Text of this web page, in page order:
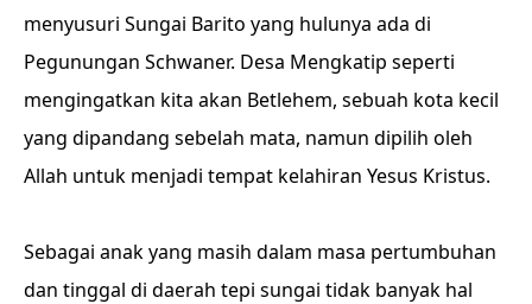
menyusuri Sungai Barito yang hulunya ada di
Pegunungan Schwaner. Desa Mengkatip seperti
mengingatkan kita akan Betlehem, sebuah kota kecil
yang dipandang sebelah mata, namun dipilih oleh
Allah untuk menjadi tempat kelahiran Yesus Kristus.
Sebagai anak yang masih dalam masa pertumbuhan
dan tinggal di daerah tepi sungai tidak banyak hal